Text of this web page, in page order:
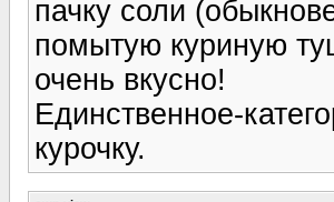
пачку соли
помытую куриную
очень вкусно!
Единственное-
курочку.